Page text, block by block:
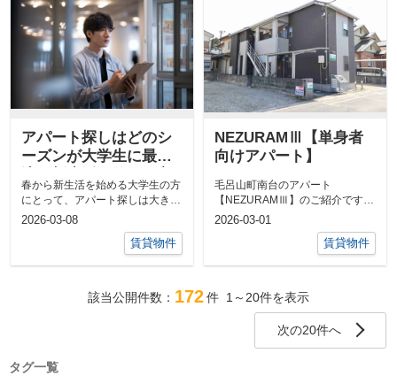
アパート探しはどのシ
ーズンが大学生に最
へおすすめの時期をご
紹介
春から新生活を始める大学生の方
にとって、アパート探しは大きな
一歩です。しかし、「いつ探し始
2026-03-08
賃貸物件
NEZURAMⅢ【単身者
向けアパート】
毛呂山町南台のアパート
【NEZURAMⅢ】のご紹介です。
平成２７年築なのでとても綺麗、
2026-03-01
賃貸物件
該当公開件数： 172件 1～20件を表示
次の20件へ
タグ一覧